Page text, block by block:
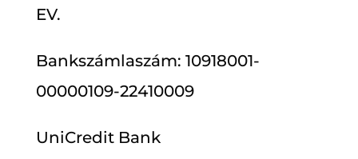
EV.
Bankszámlaszám: 10918001-
00000109-22410009
UniCredit Bank